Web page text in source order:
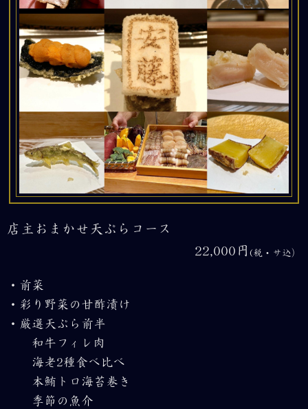
店主おまかせ天ぷらコース
22,000円 (税・サ込）
・前菜
・彩り野菜の甘酢漬け
・厳選天ぷら前半
和牛フィレ肉
海老2種食べ比べ
本鮪トロ海苔巻き
季節の魚介